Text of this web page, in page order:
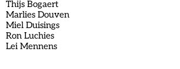
Thijs Bogaert
Marlies Douven
Miel Duisings
Ron Luchies
Lei Mennens